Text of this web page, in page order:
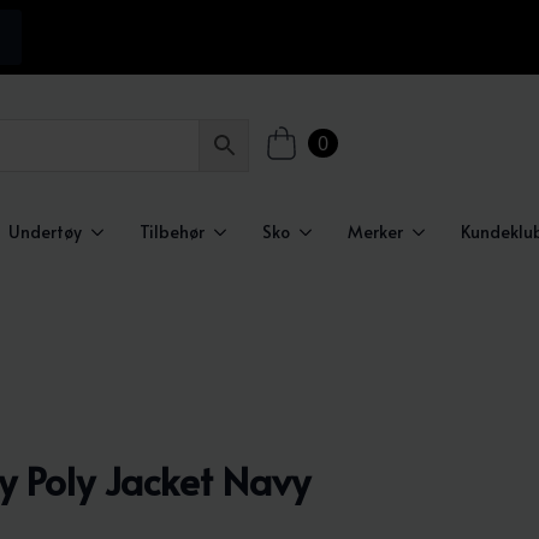
0
Undertøy Tilbehør Sko Merker
Poly Jacket Navy